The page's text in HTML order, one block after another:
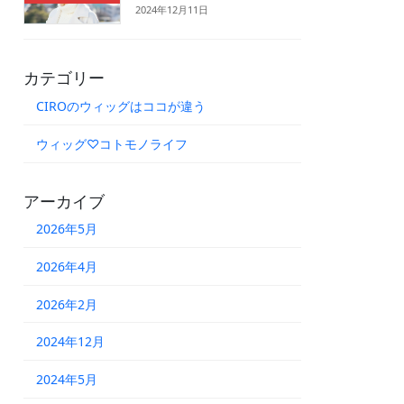
2024年12月11日
カテゴリー
CIROのウィッグはココが違う
ウィッグ♡コトモノライフ
アーカイブ
2026年5月
2026年4月
2026年2月
2024年12月
2024年5月